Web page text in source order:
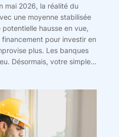
mai 2026, la réalité du
une moyenne stabilisée
hausse en vue,
pour investir en
plus. Les banques
Désormais, votre simple…